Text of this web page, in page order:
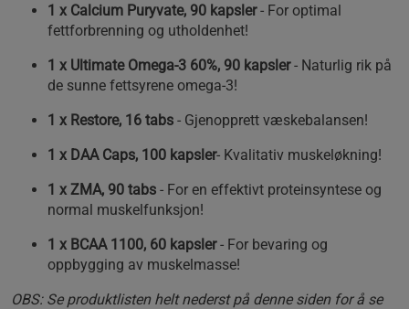
1 x Calcium Puryvate, 90 kapsler- For optimal
fettforbrenning og utholdenhet!
1 x Ultimate Omega-3 60%, 90 kapsler- Naturlig rik på
de sunne fettsyrene omega-3!
1 x Restore, 16 tabs - Gjenopprett væskebalansen!
1 x DAA Caps, 100 kapsler- Kvalitativ muskeløkning!
1 x ZMA, 90 tabs - For en effektivt proteinsyntese og
normal muskelfunksjon!
1 x BCAA 1100, 60 kapsler- For bevaring og
oppbygging av muskelmasse!
OBS: Se produktlisten helt nederst på denne siden for å se